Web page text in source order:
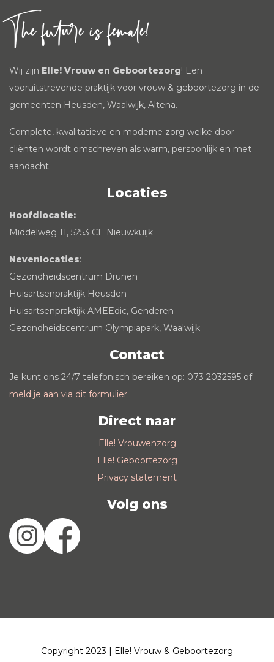
The future is female!
Wij zijn Elle! Vrouw en Geboortezorg! Een
vooruitstrevende praktijk voor vrouw & geboortezorg in de
gemeenten Heusden, Waalwijk, Altena.
Complete, kwalitatieve en moderne zorg welke door
cliënten wordt omschreven als warm, persoonlijk en met
aandacht.
Locaties
Hoofdlocatie:
Middelweg 11, 5253 CE Nieuwkuijk
Nevenlocaties:
Gezondheidscentrum Drunen
Huisartsenpraktijk Heusden
Huisartsenpraktijk AMEEdic, Genderen
Gezondheidscentrum Olympiapark, Waalwijk
Contact
Je kunt ons 24/7 telefonisch bereiken op: 073 2032595 of
meld je aan via dit formulier.
Direct naar
Elle! Vrouwenzorg
Elle! Geboortezorg
Privacy statement
Volg ons
Copyright 2023 | Elle! Vrouw & Geboortezorg